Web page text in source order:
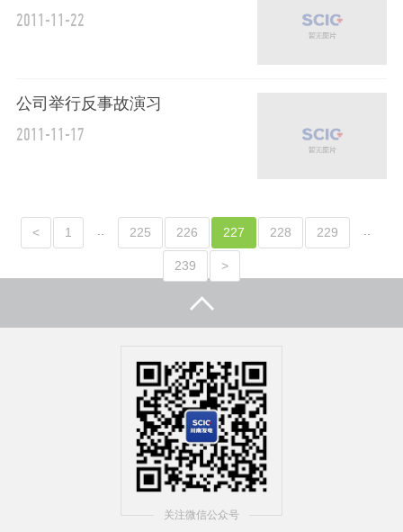
2011-11-22
公司举行反事故演习
2011-11-17
< 1 .. 225 226 227 228 229 ..
239 >
关注微信公众号